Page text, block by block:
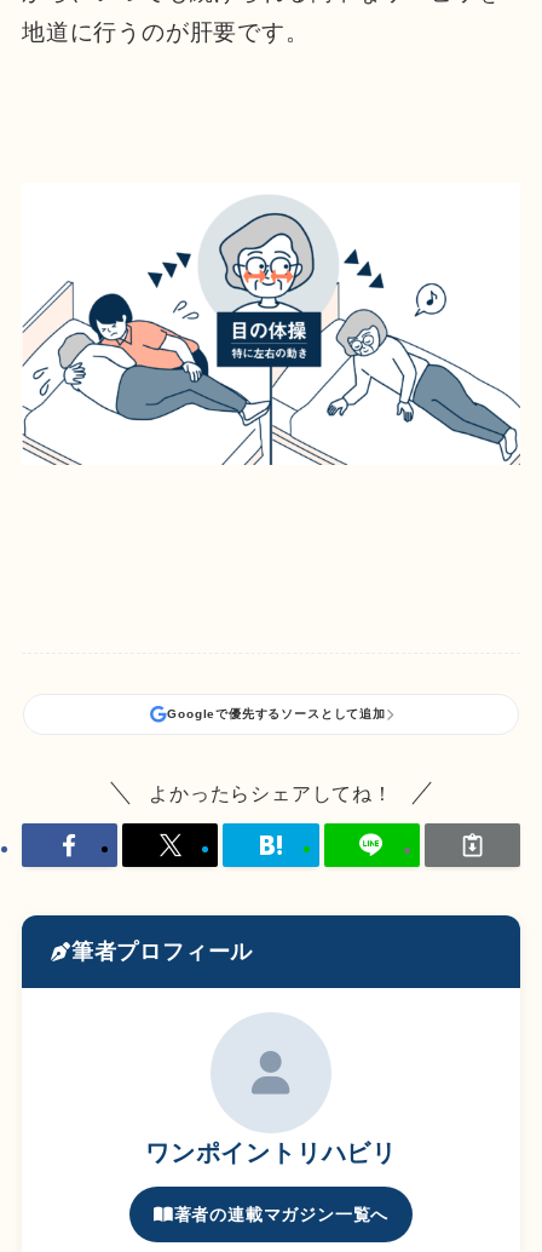
地道に行うのが肝要です。
Googleで優先するソースとして追加
よかったらシェアしてね！
筆者プロフィール
ワンポイントリハビリ
著者の連載マガジン一覧へ